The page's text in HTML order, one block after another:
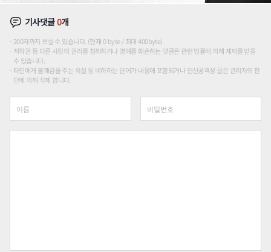
기사댓글0개
200자까지 쓰실 수 있습니다. (현재 0 byte / 최대 400byte)
저작권 등 다른 사람의 권리를 침해하거나 명예를 훼손하는 댓글은 관련 법률에 의해 제재를 받을
수 있습니다.
타인에게 불쾌감을 주는 욕설 등 비하하는 단어가 내용에 포함되거나 인신공격성 글은 관리자의 판
단에 의해 삭제 합니다.